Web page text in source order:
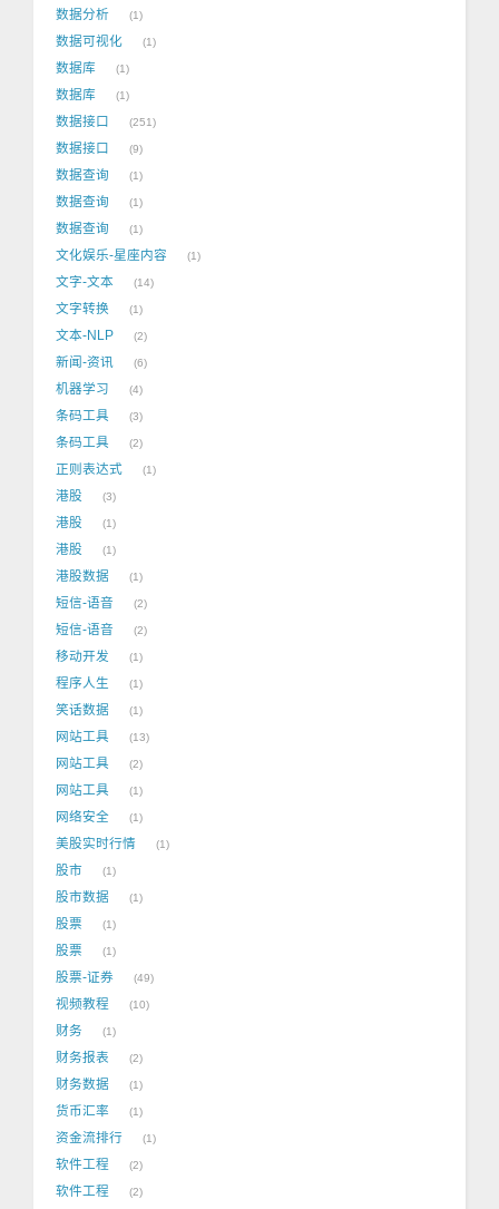
数据分析 1
数据可视化 1
数据库 1
数据库 1
数据接口 251
数据接口 9
数据查询 1
数据查询 1
数据查询 1
文化娱乐-星座内容 1
文字-文本 14
文字转换 1
文本-NLP 2
新闻-资讯 6
机器学习 4
条码工具 3
条码工具 2
正则表达式 1
港股 3
港股 1
港股 1
港股数据 1
短信-语音 2
短信-语音 2
移动开发 1
程序人生 1
笑话数据 1
网站工具 13
网站工具 2
网站工具 1
网络安全 1
美股实时行情 1
股市 1
股市数据 1
股票 1
股票 1
股票-证券 49
视频教程 10
财务 1
财务报表 2
财务数据 1
货币汇率 1
资金流排行 1
软件工程 2
软件工程 2